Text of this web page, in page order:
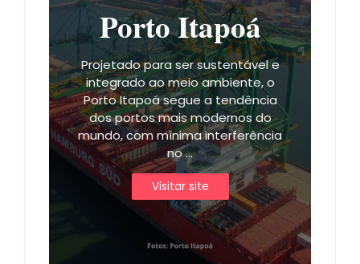
Porto Itapoá
Projetado para ser sustentável e
integrado ao meio ambiente, o
Porto Itapoá segue a tendência
dos portos mais modernos do
mundo, com mínima interferência
no ...
Visitar site